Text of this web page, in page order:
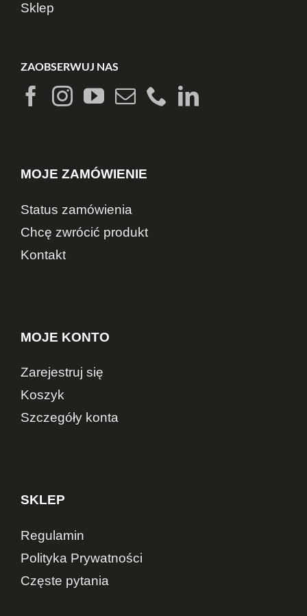
Sklep
ZAOBSERWUJ NAS
MOJE ZAMÓWIENIE
Status zamówienia
Chcę zwrócić produkt
Kontakt
MOJE KONTO
Zarejestruj się
Koszyk
Szczegóły konta
SKLEP
Regulamin
Polityka Prywatności
Częste pytania